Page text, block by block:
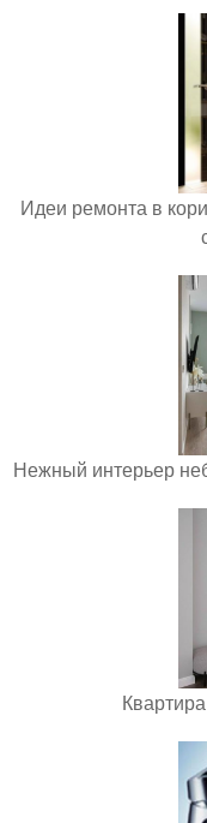
Идеи ремонта в
Нежный интерьер